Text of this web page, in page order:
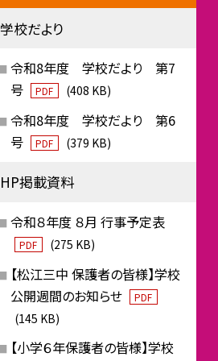
学校だより
令和8年度 学校だより 第7
号
PDF (408 KB)
令和8年度 学校だより 第6
号
PDF (379 KB)
HP掲載資料
令和８年度 ８月 行事予定表
PDF (275 KB)
【松江三中 保護者の皆様】学校
公開週間のお知らせ
PDF
(145 KB)
【小学６年保護者の皆様】学校